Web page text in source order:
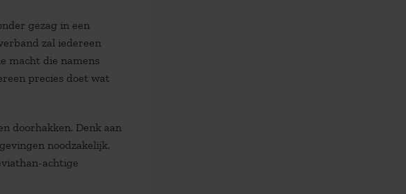
gezag in een
zal iedereen
macht die namens
precies doet wat
doorhakken. Denk aan
noodzakelijk.
achtige